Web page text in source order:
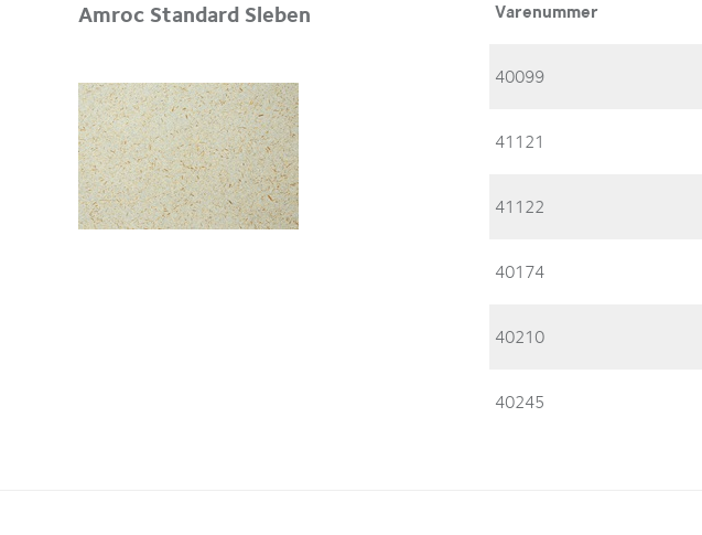
Amroc Standard Sleben Varenummer
40099
41121
41122
40174
40210
40245